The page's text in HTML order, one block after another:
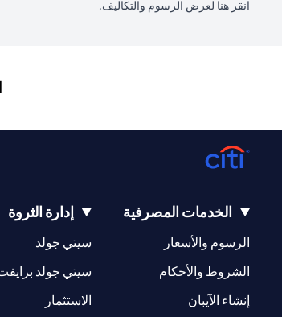
انقر هنا لعرض الرسوم والتكاليف.
الخدمات المصرفية
الرسوم والأسعار
الشروط والأحكام
إنشاء الآيبان
إدارة الثروة
سيتي جولد
سيتي جولد
الاستثمار